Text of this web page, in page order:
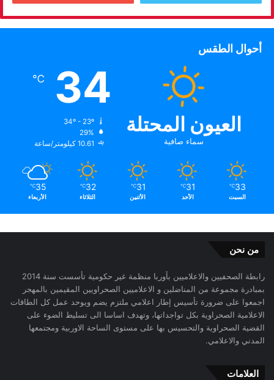
أحوال الطقس
العيون المحتلة
سماء صافية
34
℃
29%
10.61 كيلومتر/ساعة
33
℃
السبت
31
℃
الأحد
31
℃
الأثنين
32
℃
الثلاثاء
35
℃
الأربعاء
من نحن
رابطة الصحفيين والاعلاميين بأوربا منظمة غير حكومية تأسست سنة 2014
بمبادرة مجموعة من المناضلين و الاعلاميين الصحراويين المقيمين بالمهجر
اجمعوا على ضرورة تأسيس إطار اعلامي ملتزم يضم ويوحد عمل كل الطاقات
الاعلامية الصحراوية بكل تواجداتها، وتهدف اساسا الى تسليط الضوء على
القضية الصحراوية والتحسيس بها على مستوى الساحة الاوربية ومجتمعها
المدني والاعلامي.
العلامات